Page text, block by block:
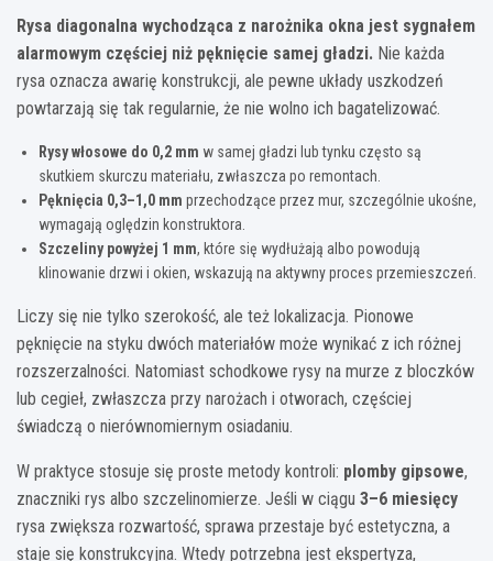
Rysa diagonalna wychodząca z narożnika okna jest sygnałem
alarmowym częściej niż pęknięcie samej gładzi. Nie każda
rysa oznacza awarię konstrukcji, ale pewne układy uszkodzeń
powtarzają się tak regularnie, że nie wolno ich bagatelizować.
Rysy włosowe do 0,2 mm w samej gładzi lub tynku często są
skutkiem skurczu materiału, zwłaszcza po remontach.
Pęknięcia 0,3–1,0 mm przechodzące przez mur, szczególnie ukośne,
wymagają oględzin konstruktora.
Szczeliny powyżej 1 mm, które się wydłużają albo powodują
klinowanie drzwi i okien, wskazują na aktywny proces przemieszczeń.
Liczy się nie tylko szerokość, ale też lokalizacja. Pionowe
pęknięcie na styku dwóch materiałów może wynikać z ich różnej
rozszerzalności. Natomiast schodkowe rysy na murze z bloczków
lub cegieł, zwłaszcza przy narożach i otworach, częściej
świadczą o nierównomiernym osiadaniu.
W praktyce stosuje się proste metody kontroli: plomby gipsowe,
znaczniki rys albo szczelinomierze. Jeśli w ciągu 3–6 miesięcy
rysa zwiększa rozwartość, sprawa przestaje być estetyczna, a
staje się konstrukcyjna. Wtedy potrzebna jest ekspertyza,